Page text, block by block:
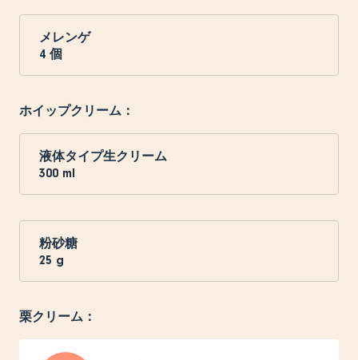
メレンゲ
4 個
ホイップクリーム：
液体タイプ生クリーム
300 ml
粉砂糖
25 g
栗クリーム：